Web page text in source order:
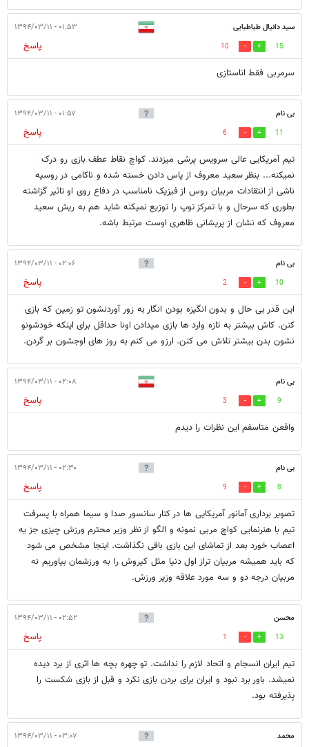
سید دانیال طباطبایی ۰۱:۵۳ - ۱۳۹۴/۰۳/۱۱
15
10
پاسخ
سرمربی فقط اناستازی
بی نام ۰۱:۵۷ - ۱۳۹۴/۰۳/۱۱
11
6
پاسخ
تیم آمریکایی عالی سرویس پرشی میزدند. کواچ نقاط عطف بازی رو درک
نمیکنه... بنظر سعید معروف از پاس دادن خسته شده و ناکامی در روسیه
ناشی از انتقادات مربیان روس از فیزیک نامناسب در دفاع روی او تاثیر گزاشته
بطوری که سرحال و با تمرکز توپ را توزیع نمیکنه شاید هم به ریش سعید
معروف که نشان از پریشانی ظاهری اوست مرتبط باشه.
بی نام ۰۲:۰۶ - ۱۳۹۴/۰۳/۱۱
10
2
پاسخ
این قدر بی حال و بدون انگیزه بودن انگار به زور آوردنشون تو زمین که بازی
کنن. کاش بیشتر به تازه وارد ها بازی میدادن اونا حداقل برای اینکه خودشونو
نشون بدن بیشتر تلاش می کنن. ارزو می کنم به روز های اوجشون بر گردن.
بی نام ۰۲:۰۸ - ۱۳۹۴/۰۳/۱۱
9
3
پاسخ
واقعن متاسفم این نظرات را دیدم
بی نام ۰۲:۳۰ - ۱۳۹۴/۰۳/۱۱
8
9
پاسخ
تصویر برداری آمانور آمریکایی ها در کنار سانسور صدا و سیما همراه با پسرفت
تیم با هنرنمایی کواچ مربی نمونه و الگو از نظر وزیر محترم ورزش چیزی جز یه
اعصاب خورد بعد از تماشای این بازی باقی نگذاشت. اینجا مشخص می شود
که باید همیشه مربیان تراز اول دنیا مثل کیروش را به ورزشمان بیاوریم نه
مربیان درجه دو و سه مورد علاقه وزیر ورزش.
محسن ۰۲:۵۲ - ۱۳۹۴/۰۳/۱۱
13
1
پاسخ
تیم ایران انسجام و اتحاد لازم را نداشت. تو چهره بچه ها اثری از برد دیده
نمیشد. باور برد نبود و ایران برای بردن بازی نکرد و قبل از بازی شکست را
پذیرفته بود.
محمد ۰۳:۰۷ - ۱۳۹۴/۰۳/۱۱